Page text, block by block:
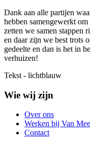
Dank aan alle partijen
hebben samengewerkt
zetten we samen stappen
en daar zijn we best trots
gedeelte en dan is het in
verhuizen!
Tekst - lichtblauw
Wie wij zijn
Over ons
Werken bij Van
Contact